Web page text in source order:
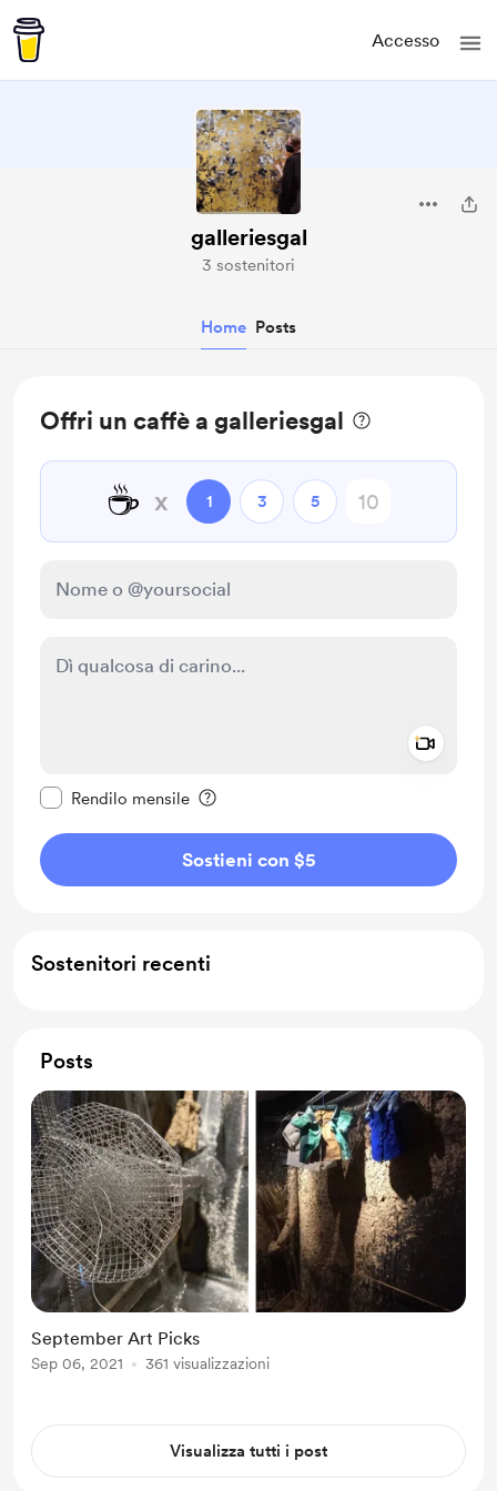
Accesso
galleriesgal
3 sostenitori
Home Posts
Offri un caffè a galleriesgal
☕ x 1 3 5
Rendilo mensile
Sostieni con $5
Sostenitori recenti
Posts
September Art Picks
Sep 06, 2021 361 visualizzazioni
Visualizza tutti i post